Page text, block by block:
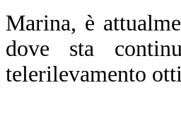
Marina, è
dove sta
telerilevamento